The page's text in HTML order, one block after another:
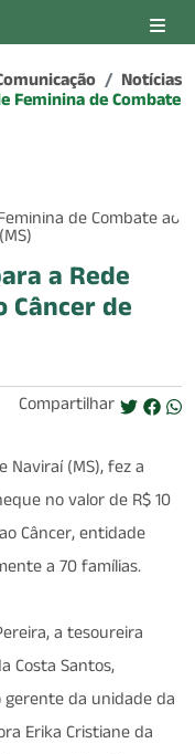
Notícias
Feminina de Combate
a Rede
Câncer de
Compartilhar
Naviraí (MS), fez a
no valor de R$ 10
Câncer, entidade
a 70 famílias.
a tesoureira
Costa Santos,
da unidade da
Erika Cristiane da